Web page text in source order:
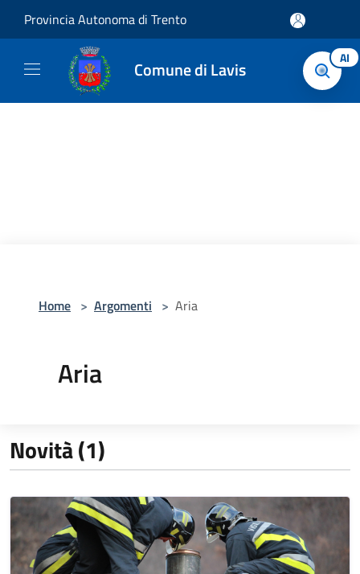
Provincia Autonoma di Trento
Comune di Lavis AI
Home > Argomenti > Aria
Aria
Novità (1)